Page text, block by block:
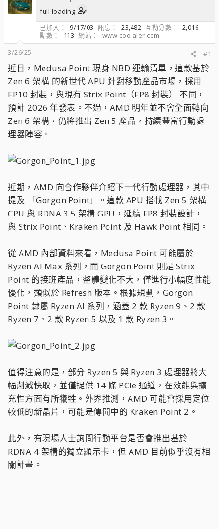
full loading
已加入
9/17/03 訊息 23,482 互動分數
2,016
點數
113 網站
www.coolaler.com
3/26/25
#1
近日，Medusa Point 現身 NBD 運輸清單，這款基於
Zen 6 架構 的新世代 APU 針對移動產品市場，採用
FP10 封裝，與現有 Strix Point（FP8 封裝） 不同，
預計 2026 年發表。不過，AMD 明年並不會全面轉向
Zen 6 架構，仍將推出 Zen 5 產品，持續豐富行動處
理器陣容。
近期，AMD 向合作夥伴介紹下一代行動處理器，其中
提及 「Gorgon Point」。這款 APU 搭載 Zen 5 架構
CPU 與 RDNA 3.5 架構 GPU，延續 FP8 封裝設計，
與 Strix Point、Kraken Point 及 Hawk Point 相同。
從 AMD 內部資料來看，Medusa Point 可能屬於
Ryzen AI Max 系列，而 Gorgon Point 則是 Strix
Point 的接班產品，整體變化不大，僅進行小幅度性能
優化，類似於 Refresh 版本。根據規劃，Gorgon
Point 隸屬 Ryzen AI 系列，涵蓋 2 款 Ryzen 9、2 款
Ryzen 7、2 款 Ryzen 5 以及 1 款 Ryzen 3。
值得注意的是，部分 Ryzen 5 與 Ryzen 3 處理器將大
幅削減快取，並僅提供 14 條 PCIe 通道，在效能與擴
充性方面有所犧牲。外界推測，AMD 可能會採用定位
較低的新晶片，可能是傳聞中的 Kraken Point 2。
此外，有現場人士詢問行動平台是否會推出基於
RDNA 4 架構的獨立顯示卡，但 AMD 目前似乎沒有相
關計畫。